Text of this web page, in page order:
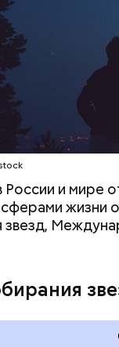
России и мире
жизни
звезд,
масло;